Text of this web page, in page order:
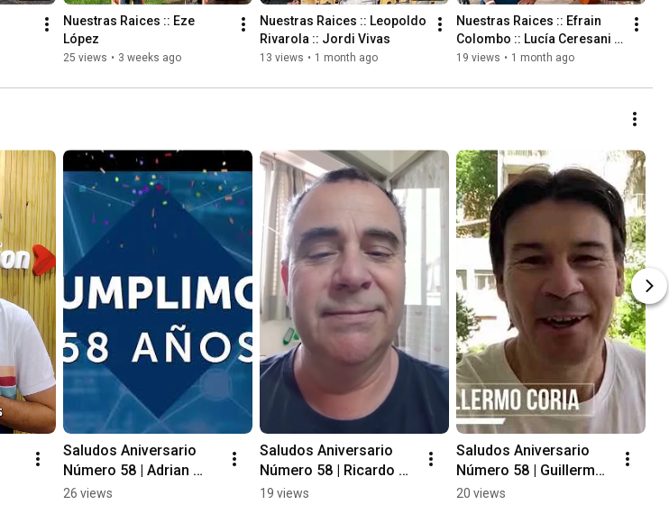
Nuestras Raices :: Eze
López
25 views • 3 weeks ago
Nuestras Raices :: Leopoldo
Rivarola :: Jordi Vivas
13 views • 1 month ago
Nuestras Raices :: Efrain
Colombo :: Lucía Ceresani ::
Cristian Capurelli
19 views • 1 month ago
Saludos Aniversario
Número 58 | Adrian
Chazarreta
26 views
Saludos Aniversario
Número 58 | Ricardo
Ravaglia
19 views
Saludos Aniversario
Número 58 | Guillermo
Coria
20 views